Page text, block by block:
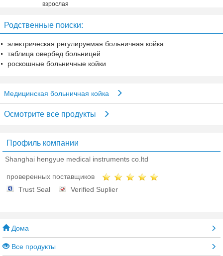
взрослая
Родственные поиски:
электрическая регулируемая больничная койка
таблица овербед больницей
роскошные больничные койки
Медицинская больничная койка
Осмотрите все продукты
Профиль компании
Shanghai hengyue medical instruments co.ltd
проверенных поставщиков
Trust Seal
Verified Suplier
Дома
Все продукты